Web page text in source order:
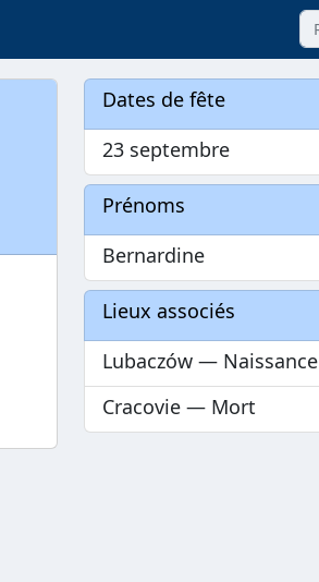
Dates de fête
23 septembre
Prénoms
Bernardine
Lieux associés
Lubaczów — Naissance
Cracovie — Mort